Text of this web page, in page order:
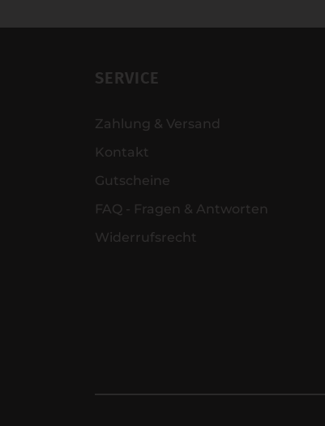
SERVICE
Zahlung & Versand
Kontakt
Gutscheine
FAQ - Fragen & Antworten
Widerrufsrecht